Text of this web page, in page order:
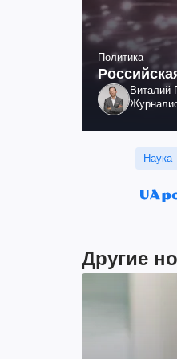
Политика
Виталий
Наука
Другие